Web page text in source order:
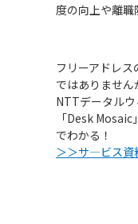
度の向上や離職
フリーアドレ
ではありません
NTTデータル
「Desk
でわかる！
＞＞サ―ビス資